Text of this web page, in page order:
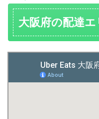
大阪府の配達